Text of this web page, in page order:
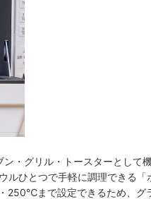
ン・グリル・トースターとして
ルひとつで手軽に調理できる
まで設定できるため、グ